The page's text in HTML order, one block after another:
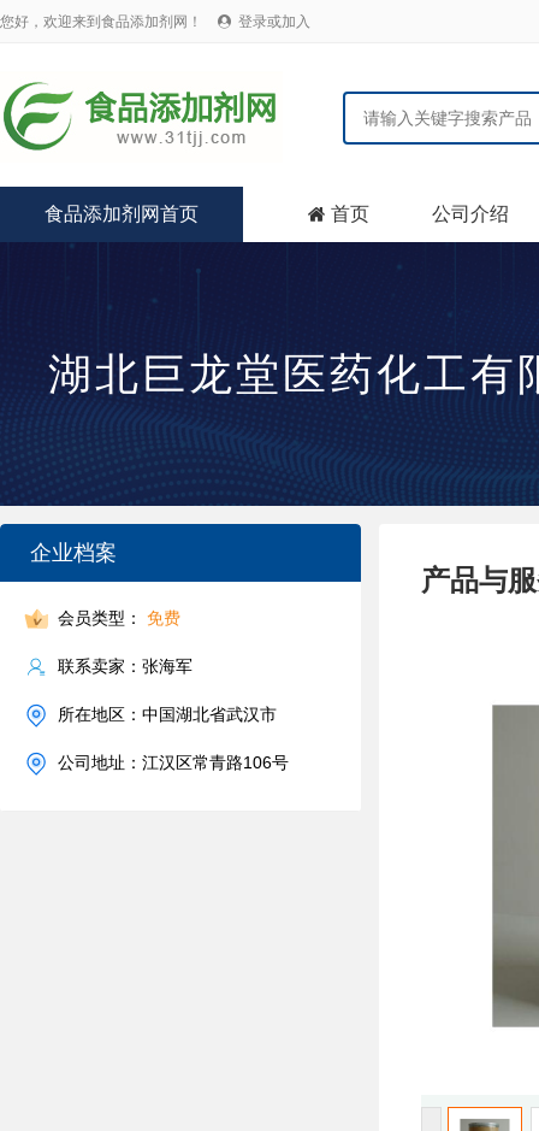
您好，欢迎来到食品添加剂网！  登录或加入
食品添加剂网首页  首页 公司介绍
湖北巨龙堂医药化工有
企业档案
会员类型： 免费
联系卖家：张海军
所在地区：中国湖北省武汉市
公司地址：江汉区常青路106号
产品与